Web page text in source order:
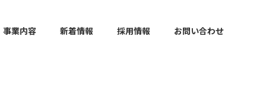
事業内容 新着情報 採用情報 お問い合わせ